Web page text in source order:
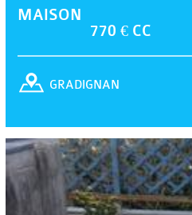
MAISON
770 € CC
GRADIGNAN